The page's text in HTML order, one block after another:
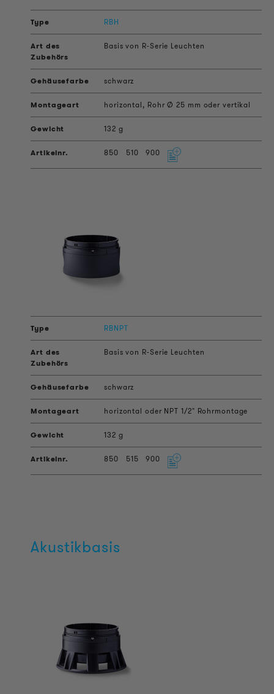
RBH
Basis von R-Serie Leuchten
schwarz
horizontal, Rohr Ø 25 mm oder vertikal
132 g
850 510 900
RBNPT
Basis von R-Serie Leuchten
schwarz
horizontal oder NPT 1/2" Rohrmontage
132 g
850 515 900
Akustikbasis